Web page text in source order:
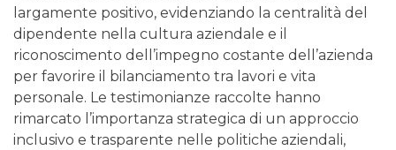
largamente positivo, evidenziando la centralità del
dipendente nella cultura aziendale e il
riconoscimento dell’impegno costante dell’azienda
per favorire il bilanciamento tra lavori e vita
personale. Le testimonianze raccolte hanno
rimarcato l’importanza strategica di un approccio
inclusivo e trasparente nelle politiche aziendali,